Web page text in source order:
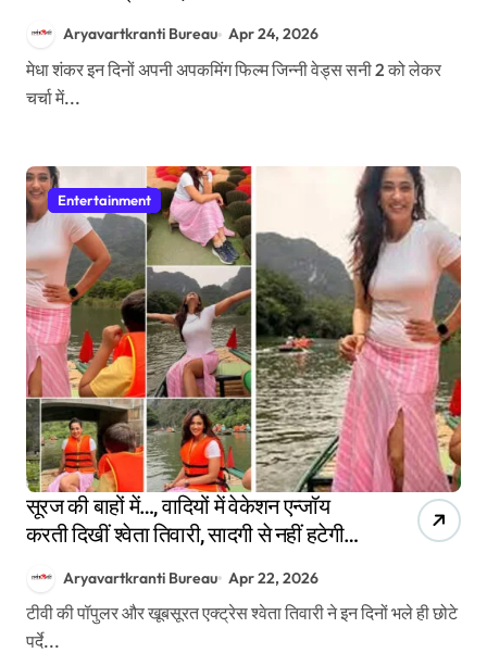
Aryavartkranti Bureau Apr 24, 2026
मेधा शंकर इन दिनों अपनी अपकमिंग फिल्म जिन्नी वेड्स सनी 2 को लेकर
चर्चा में...
Entertainment
सूरज की बाहों में…, वादियों में वेकेशन एन्जॉय
करती दिखीं श्वेता तिवारी, सादगी से नहीं हटेगी
Aryavartkranti Bureau Apr 22, 2026
टीवी की पॉपुलर और खूबसूरत एक्ट्रेस श्वेता तिवारी ने इन दिनों भले ही छोटे
पर्दे...